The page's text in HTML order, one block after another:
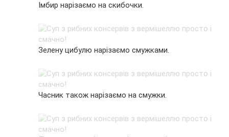
Імбир нарізаємо на скибочки.
Зелену цибулю нарізаємо смужками.
Часник також нарізаємо на смужки.